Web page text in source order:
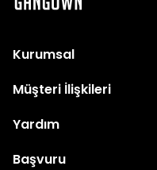
Kurumsal
Müşteri İlişkileri
Yardım
Başvuru